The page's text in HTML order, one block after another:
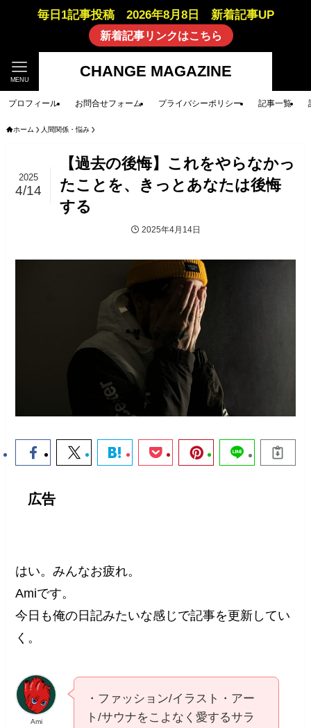
毎日1記事投稿 2026年8月8日 新着記事UP
新着記事リンクはこちら
CHANGE MAGAZINE
MENU
プロフィール お問合せフォーム プライバシーポリシー 記事一覧
ホーム 人間関係・悩み
【過去の後悔】これをやらなかっ
たことを、きっとあなたは後悔
する
2025
4/14
2025年4月14日
広告
はい。みんなお疲れ。
Amiです。
今日も俺の日記みたいな感じで記事を更新してい
く。
Ami
・ファッション/イラスト・アー
ト/サウナをこよなく愛するサラ